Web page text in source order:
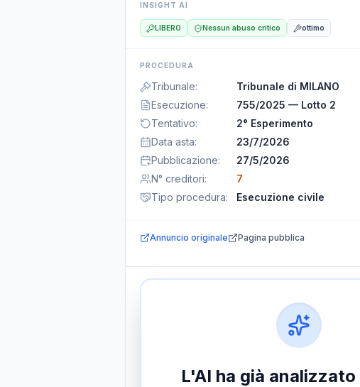
INSIGHT AI
LIBERO Nessun abuso critico ottimo
PROCEDURA
Tribunale:
Tribunale di MILANO
Esecuzione:
755/2025 — Lotto 2
Tentativo:
2° Esperimento
Data asta:
23/7/2026
Pubblicazione:
27/5/2026
N° creditori:
7
Tipo procedura: Esecuzione civile
Annuncio originale Pagina pubblica
L'AI ha già